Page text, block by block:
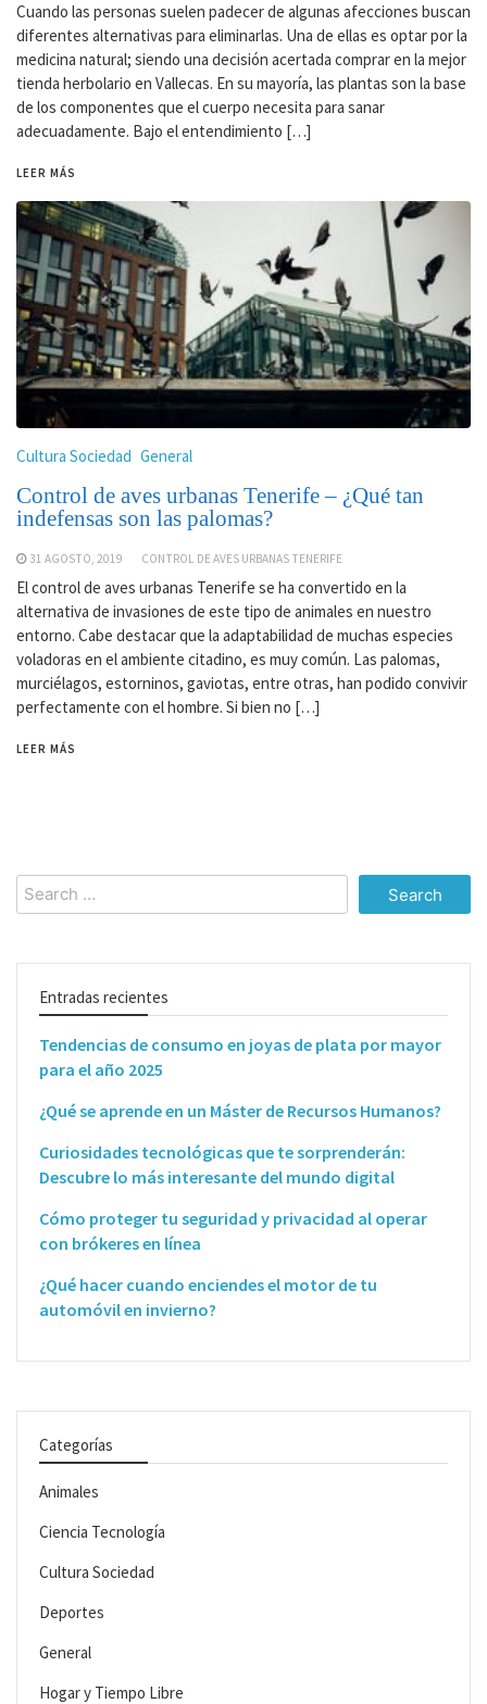
Cuando las personas suelen padecer de algunas afecciones buscan
diferentes alternativas para eliminarlas. Una de ellas es optar por la
medicina natural; siendo una decisión acertada comprar en la mejor
tienda herbolario en Vallecas. En su mayoría, las plantas son la base
de los componentes que el cuerpo necesita para sanar
adecuadamente. Bajo el entendimiento […]
LEER MÁS
Cultura Sociedad General
Control de aves urbanas Tenerife – ¿Qué tan
indefensas son las palomas?
31 AGOSTO, 2019 CONTROL DE AVES URBANAS TENERIFE
El control de aves urbanas Tenerife se ha convertido en la
alternativa de invasiones de este tipo de animales en nuestro
entorno. Cabe destacar que la adaptabilidad de muchas especies
voladoras en el ambiente citadino, es muy común. Las palomas,
murciélagos, estorninos, gaviotas, entre otras, han podido convivir
perfectamente con el hombre. Si bien no […]
LEER MÁS
Search
for:
Entradas recientes
Tendencias de consumo en joyas de plata por mayor
para el año 2025
¿Qué se aprende en un Máster de Recursos Humanos?
Curiosidades tecnológicas que te sorprenderán:
Descubre lo más interesante del mundo digital
Cómo proteger tu seguridad y privacidad al operar
con brókeres en línea
¿Qué hacer cuando enciendes el motor de tu
automóvil en invierno?
Categorías
Animales
Ciencia Tecnología
Cultura Sociedad
Deportes
General
Hogar y Tiempo Libre